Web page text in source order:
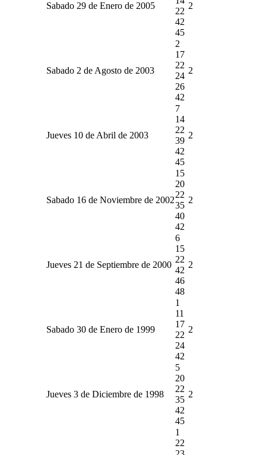
Sabado 29 de Enero de 2005
22
42
45
2
Sabado 2 de Agosto de 2003
2
17
22
24
26
42
2
Jueves 10 de Abril de 2003
7
14
22
39
42
45
2
Sabado 16 de Noviembre de 2002
15
20
22
35
40
42
2
Jueves 21 de Septiembre de 2000
6
15
22
42
46
48
2
Sabado 30 de Enero de 1999
1
11
17
22
24
42
2
Jueves 3 de Diciembre de 1998
5
20
22
35
42
45
2
1
22